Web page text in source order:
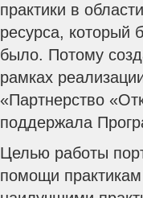
практики в
ресурса, который
было. Потому
рамках
«Партнерство
поддержала
Целью работы
помощи